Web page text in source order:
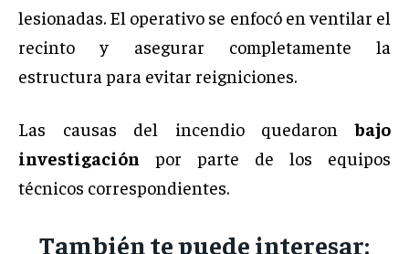
lesionadas. El operativo se enfocó en ventilar el
recinto y asegurar completamente la
estructura para evitar reigniciones.
Las causas del incendio quedaronbajo
investigación por parte de los equipos
técnicos correspondientes.
También te puede interesar: